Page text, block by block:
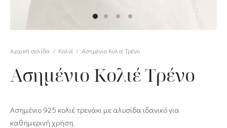
Αρχική σελίδα / Κολιέ / Ασημένιο Κολιέ Τρένο
Ασημένιο Κολιέ Τρένο
Ασημένιο 925 κολιέ τρενάκι με αλυσίδα ιδανικό για
καθημερινή χρήση.
Fidget
Συλλογές